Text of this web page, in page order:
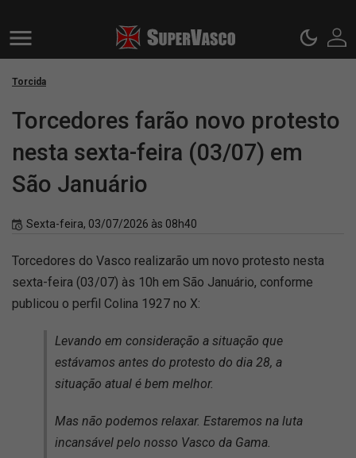
Torcida
Torcedores farão novo protesto
nesta sexta-feira (03/07) em
São Januário
Sexta-feira, 03/07/2026 às 08h40
Torcedores do Vasco realizarão um novo protesto nesta
sexta-feira (03/07) às 10h em São Januário, conforme
publicou o perfil Colina 1927 no X:
Levando em consideração a situação que
estávamos antes do protesto do dia 28, a
situação atual é bem melhor.
Mas não podemos relaxar. Estaremos na luta
incansável pelo nosso Vasco da Gama.